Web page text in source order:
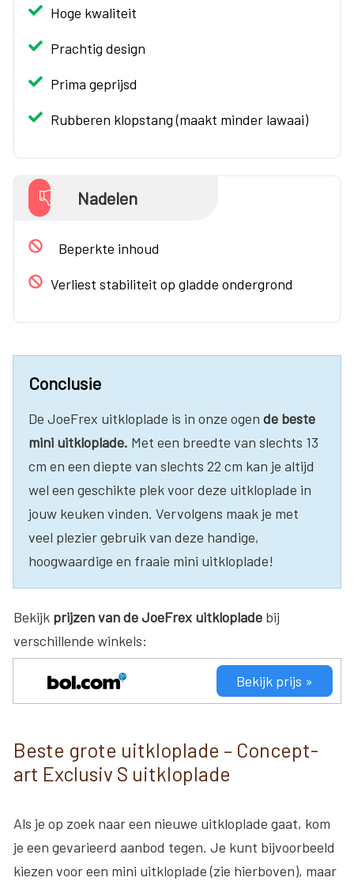
Hoge kwaliteit
Prachtig design
Prima geprijsd
Rubberen klopstang (maakt minder lawaai)
Nadelen
Beperkte inhoud
Verliest stabiliteit op gladde ondergrond
Conclusie
De JoeFrex uitkloplade is in onze ogen de beste
mini uitkloplade. Met een breedte van slechts 13
cm en een diepte van slechts 22 cm kan je altijd
wel een geschikte plek voor deze uitkloplade in
jouw keuken vinden. Vervolgens maak je met
veel plezier gebruik van deze handige,
hoogwaardige en fraaie mini uitkloplade!
Bekijk prijzen van de JoeFrex uitkloplade bij
verschillende winkels:
Bekijk prijs »
Beste grote uitkloplade – Concept-
art Exclusiv S uitkloplade
Als je op zoek naar een nieuwe uitkloplade gaat, kom
je een gevarieerd aanbod tegen. Je kunt bijvoorbeeld
kiezen voor een mini uitkloplade (zie hierboven), maar